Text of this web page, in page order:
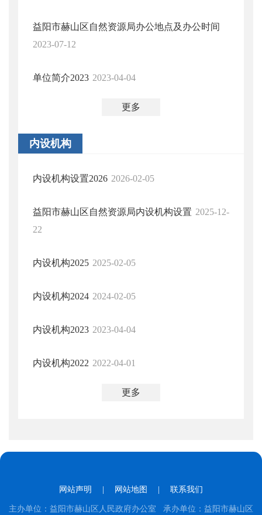
益阳市赫山区自然资源局办公地点及办公时间
2023-07-12
单位简介2023 2023-04-04
更多
内设机构
内设机构设置2026 2026-02-05
益阳市赫山区自然资源局内设机构设置 2025-12-
22
内设机构2025 2025-02-05
内设机构2024 2024-02-05
内设机构2023 2023-04-04
内设机构2022 2022-04-01
更多
网站声明 网站地图 联系我们
主办单位：益阳市赫山区人民政府办公室 承办单位：益阳市赫山区